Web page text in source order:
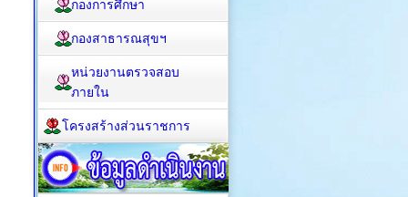
กองการศึกษา
กองสาธารณสุขฯ
หน่วยงานตรวจสอบ
ภายใน
โครงสร้างส่วนราชการ